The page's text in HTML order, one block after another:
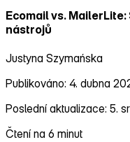
Ecomail vs.
nástrojů
Justyna Szymańska
Publikováno: 4. dubna
Poslední aktualizace: 5.
Čtení na 6 minut